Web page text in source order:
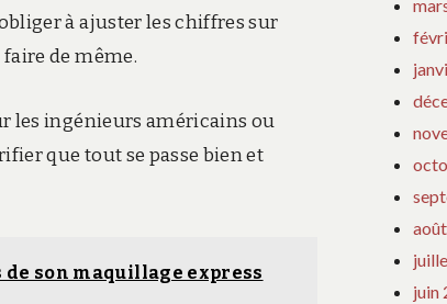
à ajuster les chiffres sur
de même.
les ingénieurs américains ou
que tout se passe bien et
de son maquillage express
juin